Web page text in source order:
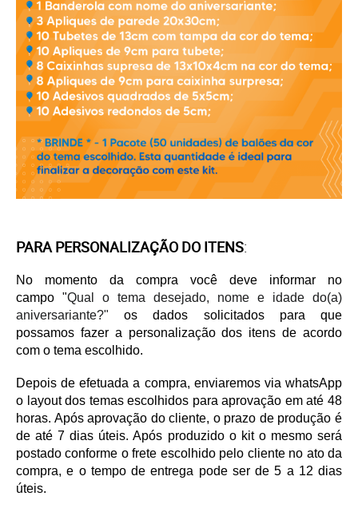
PARA PERSONALIZAÇÃO DO ITENS:
No momento da compra você deve informar no
campo "Qual o tema desejado, nome e idade do(a)
aniversariante?" os dados solicitados para que
possamos fazer a personalização dos itens de acordo
com o tema escolhido.
Depois de efetuada a compra, enviaremos via whatsApp
o layout dos temas escolhidos para aprovação em até 48
horas. Após aprovação do cliente, o prazo de produção é
de até 7 dias úteis. Após produzido o kit o mesmo será
postado conforme o frete escolhido pelo cliente no ato da
compra, e o tempo de entrega pode ser de 5 a 12 dias
úteis.